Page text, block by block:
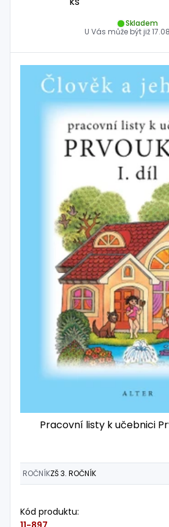
Skladem
U Vás může být již
Pracovní listy k učebnici
ROČNÍKZŠ 3. ROČNÍK
Kód produktu: